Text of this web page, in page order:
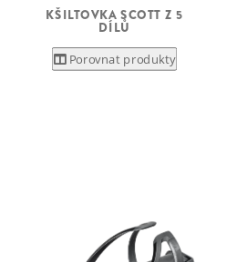
KŠILTOVKA SCOTT Z 5
DÍLŮ
Porovnat produkty